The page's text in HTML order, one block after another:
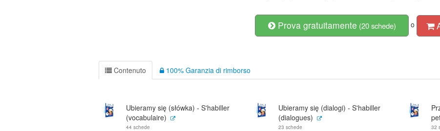
Prova gratuitamente (20 schede) o
Contenuto 100% Garanzia di rimborso
Ubieramy się (słówka) - S'habiller
(vocabulaire)
44 schede
Ubieramy się (dialogi) - S'habiller
(dialogues)
23 schede 32